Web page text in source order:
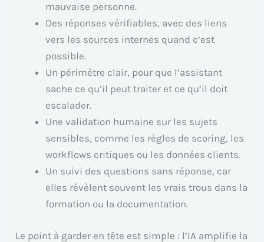
mauvaise personne.
Des réponses vérifiables, avec des liens
vers les sources internes quand c’est
possible.
Un périmètre clair, pour que l’assistant
sache ce qu’il peut traiter et ce qu’il doit
escalader.
Une validation humaine sur les sujets
sensibles, comme les règles de scoring, les
workflows critiques ou les données clients.
Un suivi des questions sans réponse, car
elles révèlent souvent les vrais trous dans la
formation ou la documentation.
Le point à garder en tête est simple : l’IA amplifie la